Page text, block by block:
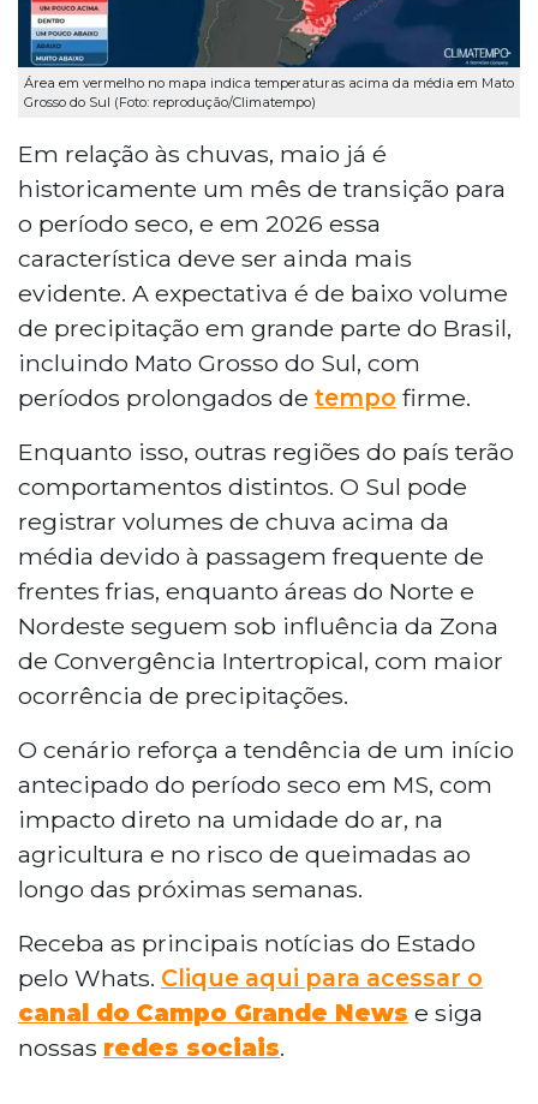
Área em vermelho no mapa indica temperaturas acima da média em Mato
Grosso do Sul (Foto: reprodução/Climatempo)
Em relação às chuvas, maio já é
historicamente um mês de transição para
o período seco, e em 2026 essa
característica deve ser ainda mais
evidente. A expectativa é de baixo volume
de precipitação em grande parte do Brasil,
incluindo Mato Grosso do Sul, com
períodos prolongados de tempo firme.
Enquanto isso, outras regiões do país terão
comportamentos distintos. O Sul pode
registrar volumes de chuva acima da
média devido à passagem frequente de
frentes frias, enquanto áreas do Norte e
Nordeste seguem sob influência da Zona
de Convergência Intertropical, com maior
ocorrência de precipitações.
O cenário reforça a tendência de um início
antecipado do período seco em MS, com
impacto direto na umidade do ar, na
agricultura e no risco de queimadas ao
longo das próximas semanas.
Receba as principais notícias do Estado
pelo Whats. Clique aqui para acessar o
canal do Campo Grande News e siga
nossas redes sociais.